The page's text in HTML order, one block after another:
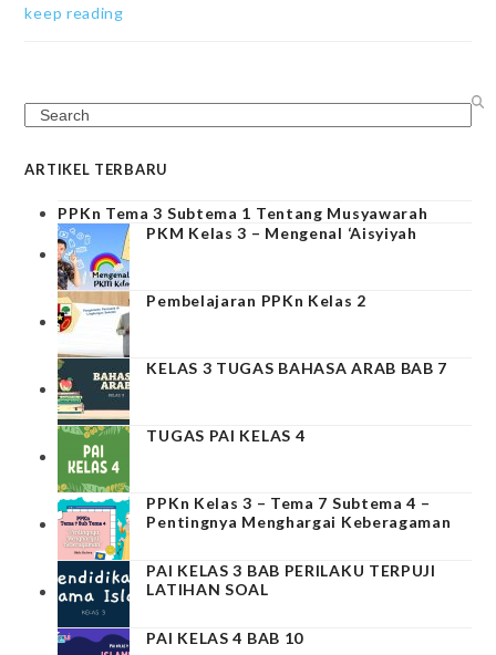
keep reading
Search
ARTIKEL TERBARU
PPKn Tema 3 Subtema 1 Tentang Musyawarah
PKM Kelas 3 – Mengenal ‘Aisyiyah
Pembelajaran PPKn Kelas 2
KELAS 3 TUGAS BAHASA ARAB BAB 7
TUGAS PAI KELAS 4
PPKn Kelas 3 – Tema 7 Subtema 4 –
Pentingnya Menghargai Keberagaman
PAI KELAS 3 BAB PERILAKU TERPUJI
LATIHAN SOAL
PAI KELAS 4 BAB 10